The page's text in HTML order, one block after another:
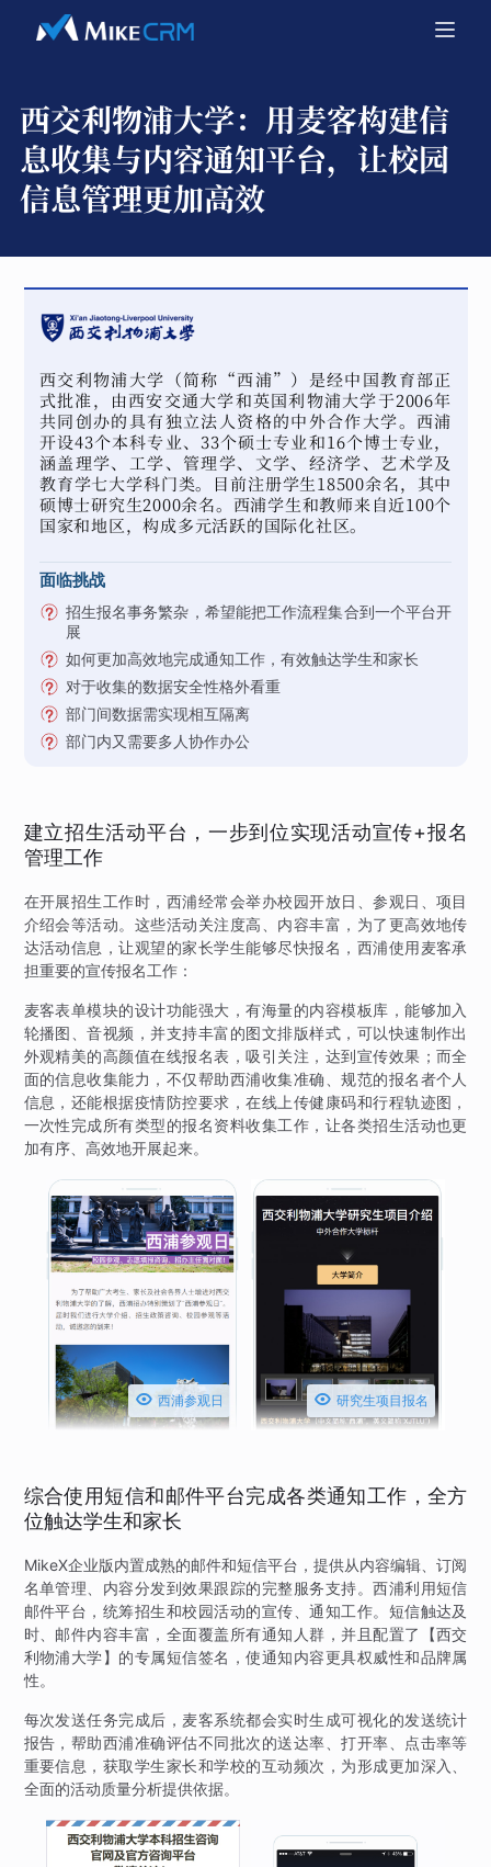
西交利物浦大学： 用麦客构建信
息收集与内容通知平台，让校园
信息管理更加高效
西交利物浦大学（简称“西浦”）是经中国教育部正
式批准，由西安交通大学和英国利物浦大学于2006年
共同创办的具有独立法人资格的中外合作大学。西浦
开设43个本科专业、33个硕士专业和16个博士专业，
涵盖理学、工学、管理学、文学、经济学、艺术学及
教育学七大学科门类。目前注册学生18500余名，其中
硕博士研究生2000余名。西浦学生和教师来自近100个
国家和地区，构成多元活跃的国际化社区。
面临挑战
招生报名事务繁杂，希望能把工作流程集合到一个平台开
展
如何更加高效地完成通知工作，有效触达学生和家长
对于收集的数据安全性格外看重
部门间数据需实现相互隔离
部门内又需要多人协作办公
建立招生活动平台，一步到位实现活动宣传+报名
管理工作
在开展招生工作时，西浦经常会举办校园开放日、参观日、项目
介绍会等活动。这些活动关注度高、内容丰富，为了更高效地传
达活动信息，让观望的家长学生能够尽快报名，西浦使用麦客承
担重要的宣传报名工作：
麦客表单模块的设计功能强大，有海量的内容模板库，能够加入
轮播图、音视频，并支持丰富的图文排版样式，可以快速制作出
外观精美的高颜值在线报名表，吸引关注，达到宣传效果；而全
面的信息收集能力，不仅帮助西浦收集准确、规范的报名者个人
信息，还能根据疫情防控要求，在线上传健康码和行程轨迹图，
一次性完成所有类型的报名资料收集工作，让各类招生活动也更
加有序、高效地开展起来。
 西浦参观日  研究生项目报名
综合使用短信和邮件平台完成各类通知工作，全方
位触达学生和家长
MikeX企业版内置成熟的邮件和短信平台，提供从内容编辑、订阅
名单管理、内容分发到效果跟踪的完整服务支持。西浦利用短信
邮件平台，统筹招生和校园活动的宣传、通知工作。短信触达及
时、邮件内容丰富，全面覆盖所有通知人群，并且配置了【西交
利物浦大学】的专属短信签名，使通知内容更具权威性和品牌属
性。
每次发送任务完成后，麦客系统都会实时生成可视化的发送统计
报告，帮助西浦准确评估不同批次的送达率、打开率、点击率等
重要信息，获取学生家长和学校的互动频次，为形成更加深入、
全面的活动质量分析提供依据。